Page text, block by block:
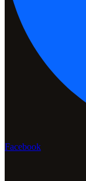
Facebook